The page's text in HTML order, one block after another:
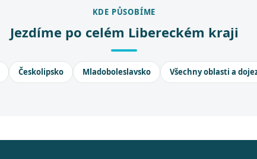
KDE PŮSOBÍME
Jezdíme po celém Libereckém kraji
Českolipsko Mladoboleslavsko Všechny oblasti a